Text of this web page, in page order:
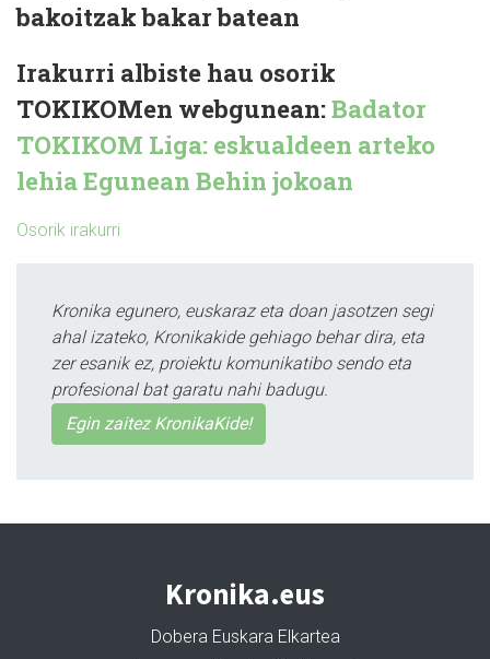
bakoitzak bakar batean
Irakurri albiste hau osorik
TOKIKOMen webgunean:Badator
TOKIKOM Liga: eskualdeen arteko
lehia Egunean Behin jokoan
Osorik irakurri
Kronika egunero, euskaraz eta doan jasotzen segi
ahal izateko, Kronikakide gehiago behar dira, eta
zer esanik ez, proiektu komunikatibo sendo eta
profesional bat garatu nahi badugu.
Egin zaitez KronikaKide!
Kronika.eus
Dobera Euskara Elkartea